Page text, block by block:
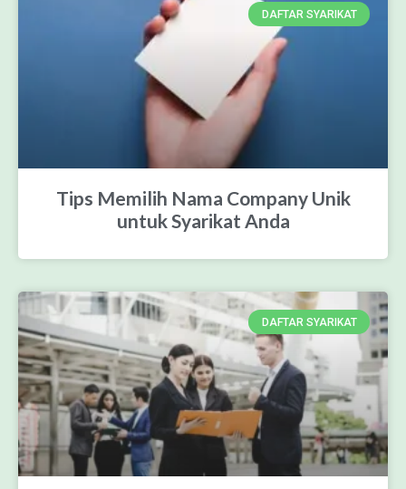
DAFTAR SYARIKAT
Tips Memilih Nama Company Unik
untuk Syarikat Anda
DAFTAR SYARIKAT